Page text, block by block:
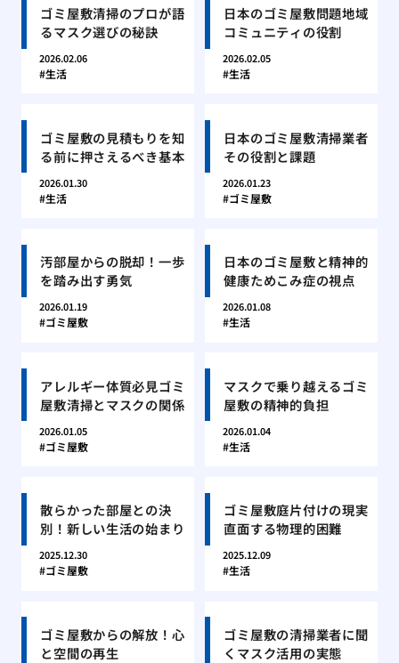
ゴミ屋敷清掃のプロが語
るマスク選びの秘訣
2026.02.06
生活
日本のゴミ屋敷問題地域
コミュニティの役割
2026.02.05
生活
ゴミ屋敷の見積もりを知
る前に押さえるべき基本
2026.01.30
生活
日本のゴミ屋敷清掃業者
その役割と課題
2026.01.23
ゴミ屋敷
汚部屋からの脱却！一歩
を踏み出す勇気
2026.01.19
ゴミ屋敷
日本のゴミ屋敷と精神的
健康ためこみ症の視点
2026.01.08
生活
アレルギー体質必見ゴミ
屋敷清掃とマスクの関係
2026.01.05
ゴミ屋敷
マスクで乗り越えるゴミ
屋敷の精神的負担
2026.01.04
生活
散らかった部屋との決
別！新しい生活の始まり
2025.12.30
ゴミ屋敷
ゴミ屋敷庭片付けの現実
直面する物理的困難
2025.12.09
生活
ゴミ屋敷からの解放！心
と空間の再生
ゴミ屋敷の清掃業者に聞
くマスク活用の実態